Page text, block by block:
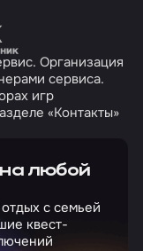
на сайт
Организация
сервиса.
игр
«Контакты»
любой
с семьей
квест-